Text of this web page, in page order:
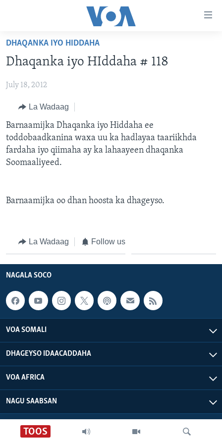
Mawduuca
gudub
Navigation-
gudub
Raadinta
BOGGA HORE
WARARKA
WARARKA
SOOMAALIYA
CIYAARAHA
AFRIKA
MARAYKANKA
MAQAL IYO MUUQAAL
QUBANAHA VOA
QUBANAHA MAANTA
CAAWA IYO DUNIDA
VOA60 AFRIKA
BARNAAMIJYADA
DHAQANKA IYO HIDDAHA
HAMBALYADA IYO HEESAHA
CAWEYSKA WASHINGTON
WICITAANKA DHAGEYSTAHA
Learning English
NAGALA SOCO
Luqadaha
TOOS
DHAQANKA IYO HIDDAHA
Dhaqanka iyo HIddaha # 118
July 18, 2012
La Wadaag
Barnaamijka Dhaqanka iyo Hiddaha ee
toddobaadkanina waxa uu ka hadlayaa taariikhda
fardaha iyo qiimaha ay ka lahaayeen dhaqanka
Soomaaliyeed.
Barnaamijka oo dhan hoosta ka dhageyso.
La Wadaag Follow us
NAGALA SOCO
VOA SOMALI
DHAGEYSO IDAACADDAHA
VOA AFRICA
NAGU SAABSAN
VOA - Xuquuqdu way dhowran tahay